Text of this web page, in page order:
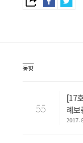
동향
55
[17
례보
2017.